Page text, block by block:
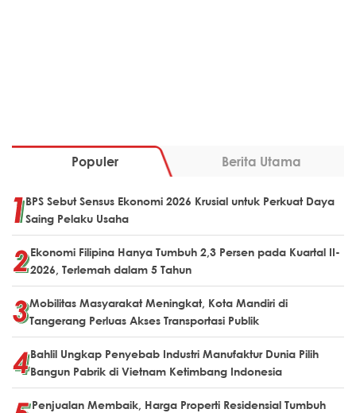
Populer Berita Utama
BPS Sebut Sensus Ekonomi 2026 Krusial untuk Perkuat Daya
Saing Pelaku Usaha
Ekonomi Filipina Hanya Tumbuh 2,3 Persen pada Kuartal II-
2026, Terlemah dalam 5 Tahun
Mobilitas Masyarakat Meningkat, Kota Mandiri di
Tangerang Perluas Akses Transportasi Publik
Bahlil Ungkap Penyebab Industri Manufaktur Dunia Pilih
Bangun Pabrik di Vietnam Ketimbang Indonesia
Penjualan Membaik, Harga Properti Residensial Tumbuh